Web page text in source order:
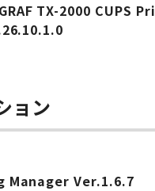
TX-2000 CUPS
ョン
Manager Ver.1.6.7